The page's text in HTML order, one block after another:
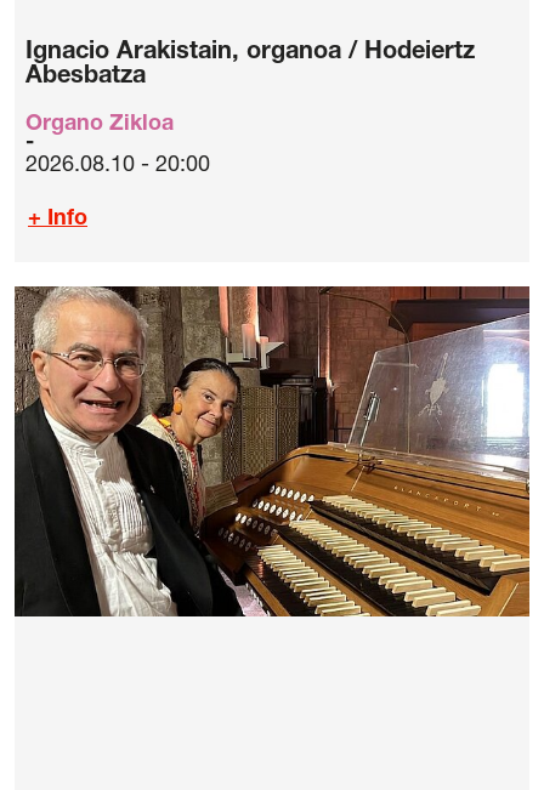
Ignacio Arakistain, organoa / Hodeiertz
Abesbatza
Organo Zikloa
2026.08.10 - 20:00
+ Info